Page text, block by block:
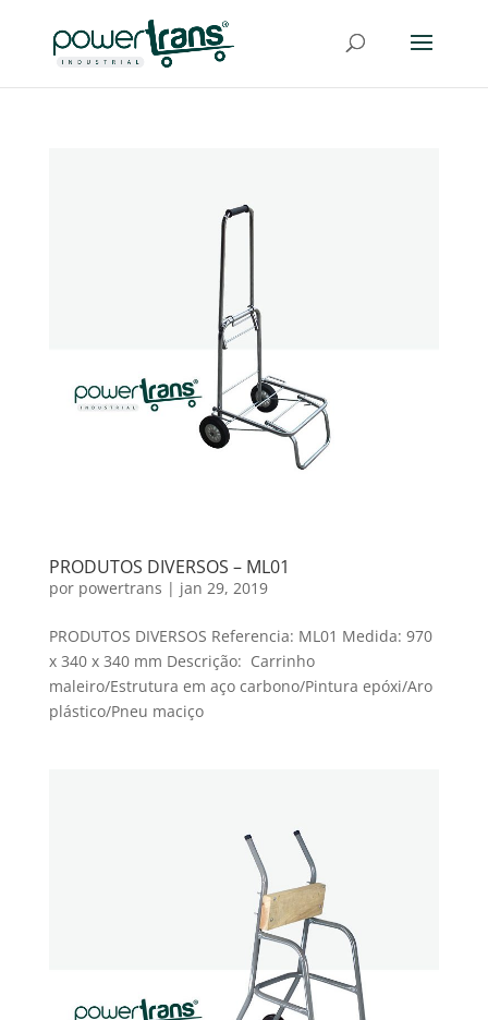
PRODUTOS DIVERSOS – ML01
por powertrans | jan 29, 2019
PRODUTOS DIVERSOS Referencia: ML01 Medida: 970
x 340 x 340 mm Descrição: Carrinho
maleiro/Estrutura em aço carbono/Pintura epóxi/Aro
plástico/Pneu maciço